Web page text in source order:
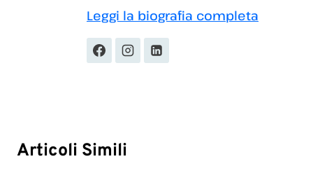
Leggi la biografia completa
Articoli Simili